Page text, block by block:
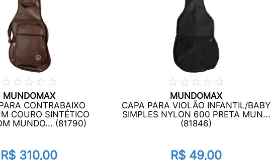
MUNDOMAX
CONTRABAIXO
COURO SINTÉTICO
MUNDO... (81790)
R$ 310,00
MUNDOMAX
CAPA PARA VIOLÃO INFANTIL/BABY
SIMPLES NYLON 600 PRETA MUN...
(81846)
R$ 49,00